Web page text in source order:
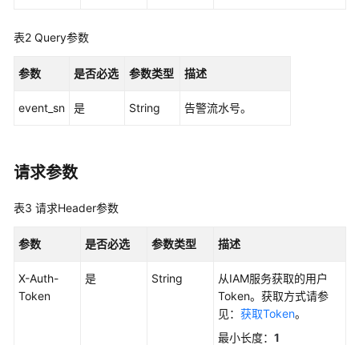
践
API
考
参
见
题
表2 Query参数
参数 是否必选 参数类型 描述
event_sn 是 String 告警流水号。
请求参数
表3 请求Header参数
参数 是否必选 参数类型 描述
X-Auth-
Token
是 String
从IAM服务获取的用户
Token。获取方式请参
见： 获取Token。
最小长度： 1